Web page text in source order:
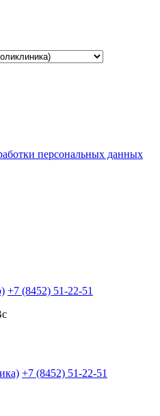
персональных данных
+7 (8452) 51-22-51
+7 (8452) 51-22-51